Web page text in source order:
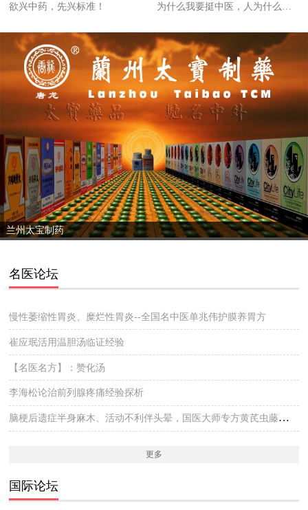
欲兴中药，先兴标准！
兰州太宝制药
名医论坛
慢性萎缩性胃炎、糜烂性胃炎--全国名中医单兆伟护膜养胃方
崔应珉活用温胆汤临证经验
【名医名方】：赞化汤
李海松论治前列腺疼痛经验探析
脑梗后遗症半身麻木、活动不利伴头晕，国医大师专方黄芪虫藤饮的实战医案
更多
国际论坛